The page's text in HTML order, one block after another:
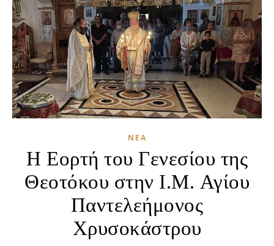
ΝΈΑ
Η Εορτή του Γενεσίου της
Θεοτόκου στην Ι.Μ. Αγίου
Παντελεήμονος
Χρυσοκάστρου